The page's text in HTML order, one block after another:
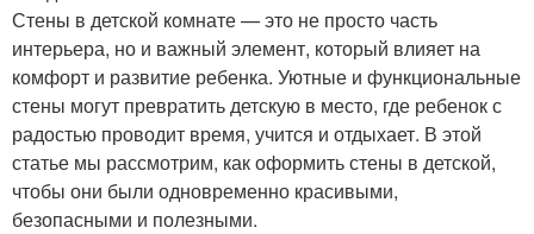
Стены в детской комнате — это не просто часть
интерьера, но и важный элемент, который влияет на
комфорт и развитие ребенка. Уютные и функциональные
стены могут превратить детскую в место, где ребенок с
радостью проводит время, учится и отдыхает. В этой
статье мы рассмотрим, как оформить стены в детской,
чтобы они были одновременно красивыми,
безопасными и полезными.